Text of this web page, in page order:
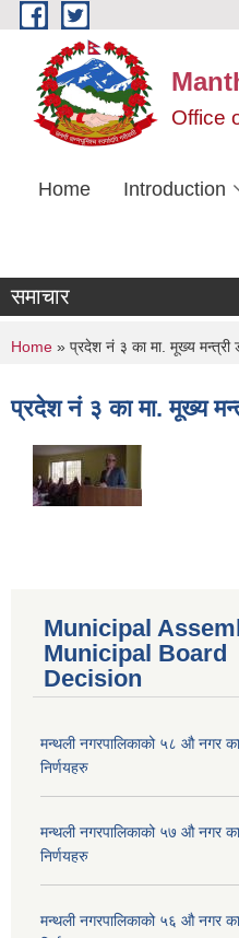
Skip to main content
Office
Home Introduction
समाचार
You are here
Home » प्रदेश नं ३ का मा. मूख्य मन्त्री
प्रदेश नं ३ का मा. मूख्य
Municipal
Municipal Board
Decision
मन्थली नगरपालिकाको ५८ औ नगर
निर्णयहरु
मन्थली नगरपालिकाको ५७ औ नगर
निर्णयहरु
मन्थली नगरपालिकाको ५६ औ नगर